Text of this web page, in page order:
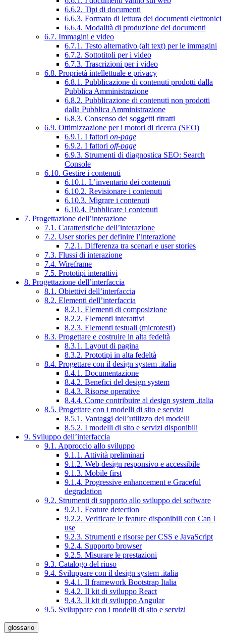
6.6.2. Tipi di documenti
6.6.3. Formato di lettura dei documenti elettronici
6.6.4. Modalità di produzione dei documenti
6.7. Immagini e video
6.7.1. Testo alternativo (alt text) per le immagini
6.7.2. Sottotitoli per i video
6.7.3. Trascrizioni per i video
6.8. Proprietà intellettuale e privacy
6.8.1. Pubblicazione di contenuti prodotti dalla
Pubblica Amministrazione
6.8.2. Pubblicazione di contenuti non prodotti
dalla Pubblica Amministrazione
6.8.3. Consenso dei soggetti ritratti
6.9. Ottimizzazione per i motori di ricerca (SEO)
6.9.1. I fattori on-page
6.9.2. I fattori off-page
6.9.3. Strumenti di diagnostica SEO: Search
Console
6.10. Gestire i contenuti
6.10.1. L’inventario dei contenuti
6.10.2. Revisionare i contenuti
6.10.3. Migrare i contenuti
6.10.4. Pubblicare i contenuti
7. Progettazione dell’interazione
7.1. Caratteristiche dell’interazione
7.2. User stories per definire l’interazione
7.2.1. Differenza tra scenari e user stories
7.3. Flussi di interazione
7.4. Wireframe
7.5. Prototipi interattivi
8. Progettazione dell’interfaccia
8.1. Obiettivi dell’interfaccia
8.2. Elementi dell’interfaccia
8.2.1. Elementi di composizione
8.2.2. Elementi interattivi
8.2.3. Elementi testuali (microtesti)
8.3. Progettare e costruire in alta fedeltà
8.3.1. Layout di pagina
8.3.2. Prototipi in alta fedeltà
8.4. Progettare con il design system .italia
8.4.1. Documentazione
8.4.2. Benefici del design system
8.4.3. Risorse operative
8.4.4. Come contribuire al design system .italia
8.5. Progettare con i modelli di sito e servizi
8.5.1. Vantaggi dell’utilizzo dei modelli
8.5.2. I modelli di sito e servizi disponibili
9. Sviluppo dell’interfaccia
9.1. Approccio allo sviluppo
9.1.1. Attività preliminari
9.1.2. Web design responsivo e accessibile
9.1.3. Mobile first
9.1.4. Progressive enhancement e Graceful
degradation
9.2. Strumenti di supporto allo sviluppo del software
9.2.1. Feature detection
9.2.2. Verificare le feature disponibili con Can I
use
9.2.3. Strumenti e risorse per CSS e JavaScript
9.2.4. Supporto browser
9.2.5. Misurare le prestazioni
9.3. Catalogo del riuso
9.4. Sviluppare con il design system .italia
9.4.1. Il framework Bootstrap Italia
9.4.2. Il kit di sviluppo React
9.4.3. Il kit di sviluppo Angular
9.5. Sviluppare con i modelli di sito e servizi
glossario